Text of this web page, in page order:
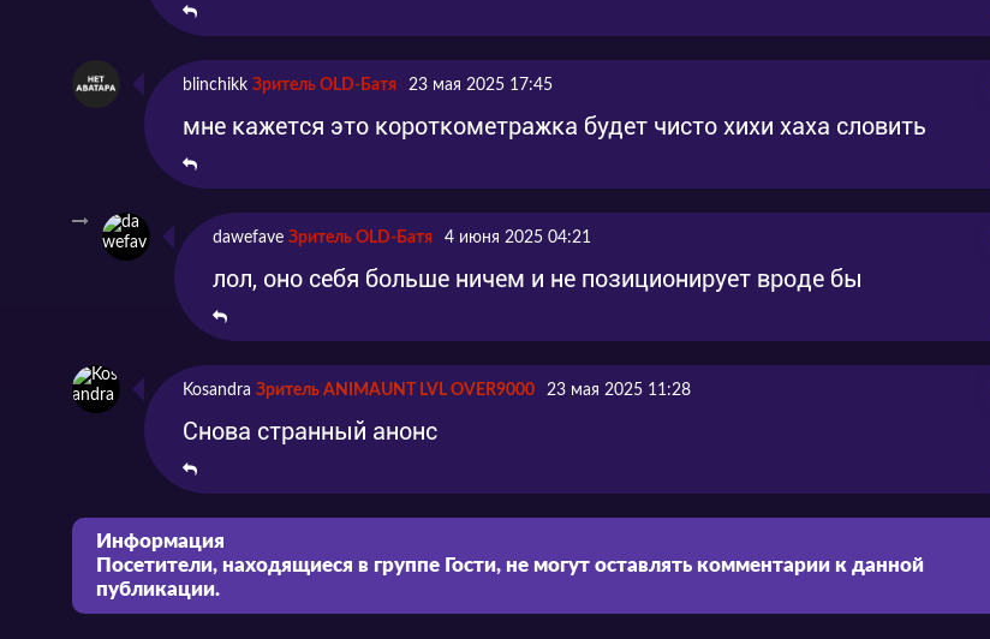
blinchikk Зритель OLD-Батя 23 мая 2025 17:45
мне кажется это короткометражка будет чисто хихи хаха словить
dawefave Зритель OLD-Батя 4 июня 2025 04:21
лол, оно себя больше ничем и не позиционирует вроде бы
Kosandra Зритель ANIMAUNT LVL OVER9000 23 мая 2025 11:28
Снова странный анонс
Информация
Посетители, находящиеся в группе Гости, не могут оставлять комментарии к данной
публикации.